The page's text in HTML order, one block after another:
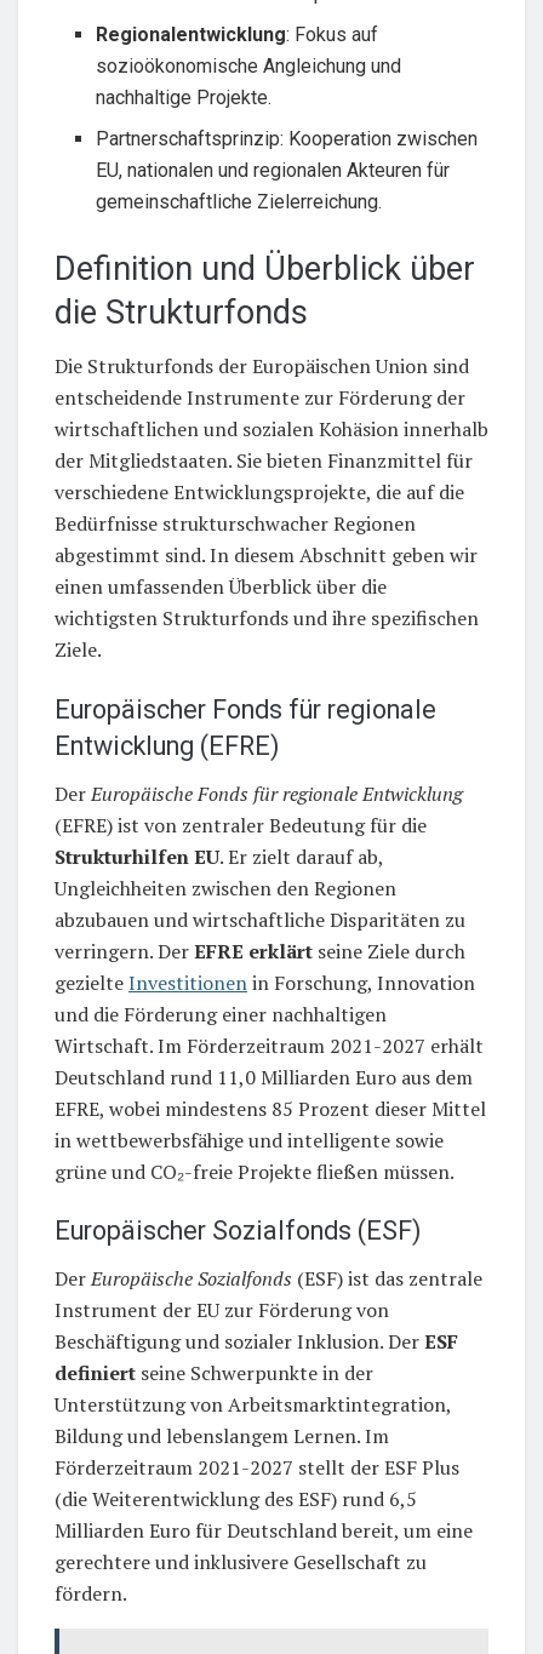
Regionalentwicklung: Fokus auf
sozioökonomische Angleichung und
nachhaltige Projekte.
Partnerschaftsprinzip: Kooperation zwischen
EU, nationalen und regionalen Akteuren für
gemeinschaftliche Zielerreichung.
Definition und Überblick über
die Strukturfonds
Die Strukturfonds der Europäischen Union sind
entscheidende Instrumente zur Förderung der
wirtschaftlichen und sozialen Kohäsion innerhalb
der Mitgliedstaaten. Sie bieten Finanzmittel für
verschiedene Entwicklungsprojekte, die auf die
Bedürfnisse strukturschwacher Regionen
abgestimmt sind. In diesem Abschnitt geben wir
einen umfassenden Überblick über die
wichtigsten Strukturfonds und ihre spezifischen
Ziele.
Europäischer Fonds für regionale
Entwicklung (EFRE)
DerEuropäische Fonds für regionale Entwicklung
(EFRE) ist von zentraler Bedeutung für die
Strukturhilfen EU. Er zielt darauf ab,
Ungleichheiten zwischen den Regionen
abzubauen und wirtschaftliche Disparitäten zu
verringern. DerEFRE erklärt seine Ziele durch
gezielteInvestitionenin Forschung, Innovation
und die Förderung einer nachhaltigen
Wirtschaft. Im Förderzeitraum 2021-2027 erhält
Deutschland rund 11,0 Milliarden Euro aus dem
EFRE, wobei mindestens 85 Prozent dieser Mittel
in wettbewerbsfähige und intelligente sowie
grüne und CO₂-freie Projekte fließen müssen.
Europäischer Sozialfonds (ESF)
DerEuropäische Sozialfonds (ESF) ist das zentrale
Instrument der EU zur Förderung von
Beschäftigung und sozialer Inklusion. DerESF
definiert seine Schwerpunkte in der
Unterstützung von Arbeitsmarktintegration,
Bildung und lebenslangem Lernen. Im
Förderzeitraum 2021-2027 stellt der ESF Plus
(die Weiterentwicklung des ESF) rund 6,5
Milliarden Euro für Deutschland bereit, um eine
gerechtere und inklusivere Gesellschaft zu
fördern.